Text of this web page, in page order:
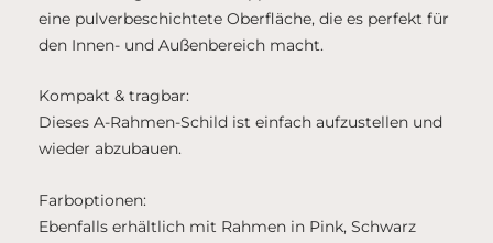
eine pulverbeschichtete Oberfläche, die es perfekt für
den Innen- und Außenbereich macht.
Kompakt & tragbar:
Dieses A-Rahmen-Schild ist einfach aufzustellen und
wieder abzubauen.
Farboptionen:
Ebenfalls erhältlich mit Rahmen in Pink, Schwarz